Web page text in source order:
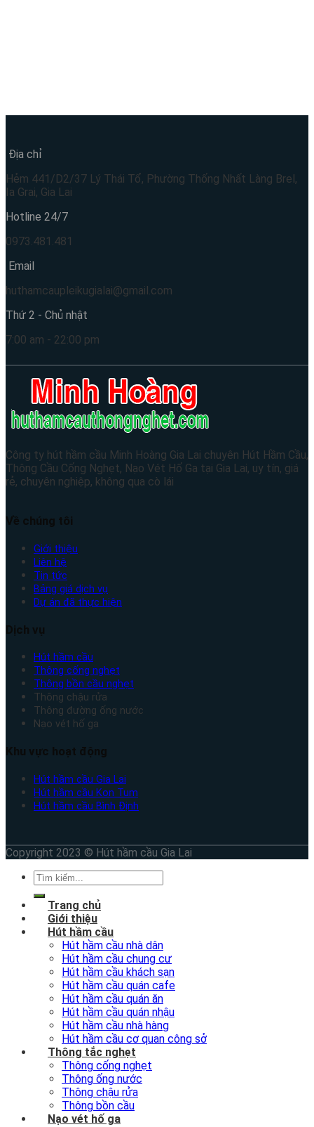
Địa chỉ
Hẻm 441/D2/37 Lý Thái Tổ, Phường Thống Nhất Làng Brel,
Ia Grai, Gia Lai
Hotline 24/7
0973.481.481
Email
huthamcaupleikugialai@gmail.com
Thứ 2 - Chủ nhật
7:00 am - 22:00 pm
Công ty hút hầm cầu Minh Hoàng Gia Lai chuyên Hút Hầm Cầu,
Thông Cầu Cống Nghẹt, Nạo Vét Hố Ga tại Gia Lai, uy tín, giá
rẻ, chuyên nghiệp, không qua cò lái
Về chúng tôi
Giới thiệu
Liên hệ
Tin tức
Bảng giá dịch vụ
Dự án đã thực hiện
Dịch vụ
Hút hầm cầu
Thông cống nghẹt
Thông bồn cầu nghẹt
Thông chậu rửa
Thông đường ống nước
Nạo vét hố ga
Khu vực hoạt động
Hút hầm cầu Gia Lai
Hút hầm cầu Kon Tum
Hút hầm cầu Bình Định
Copyright 2023 © Hút hầm cầu Gia Lai
Trang chủ
Giới thiệu
Hút hầm cầu
Hút hầm cầu nhà dân
Hút hầm cầu chung cư
Hút hầm cầu khách sạn
Hút hầm cầu quán cafe
Hút hầm cầu quán ăn
Hút hầm cầu quán nhậu
Hút hầm cầu nhà hàng
Hút hầm cầu cơ quan công sở
Thông tắc nghẹt
Thông cống nghẹt
Thông ống nước
Thông chậu rửa
Thông bồn cầu
Nạo vét hố ga